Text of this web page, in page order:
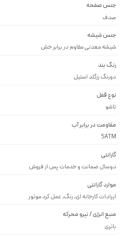
جنس صفحه
صدف
جنس شیشه
شيشه معدنى مقاوم در برابر خش
رنگ بند
دورنگ رزگلد استيل
نوع قفل
تاشو
مقاومت در برابر آب
5ATM
گارانتی
دوسال ضمانت و خدمات پس از فروش
موارد گارانتی
ایرادات کارخانه ای, رنگ, عمل کرد موتور
منبع انرژی / نیرو محرکه
باتری